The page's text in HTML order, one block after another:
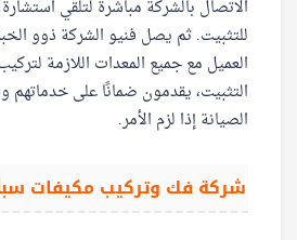
الاتصال بالشركة مباشرة لتلقي
للتثبيت. ثم يصل فنيو الشركة ذوو
العميل مع جميع المعدات اللازمة
التثبيت، يقدمون ضمانًا على خدماتهم
الصيانة إذا لزم الأمر.
شركة فك وتركيب مكيفات